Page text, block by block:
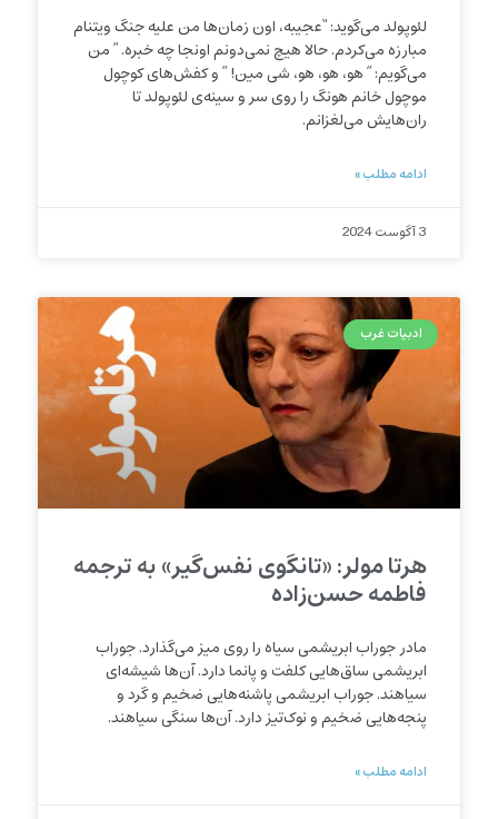
لئوپولد می‌گوید: “عجیبه، اون زمان‌ها من علیه جنگ ویتنام
مبارزه می‌کردم. حالا هیچ نمی‌دونم اونجا چه خبره. ” من
می‌گویم: ” هو، هو، هو، شی مین! ” و کفش‌های کوچول
موچول خانم هونگ را روی سر و سینه‌ی لئوپولد تا
ران‌هایش می‌لغزانم.
ادامه مطلب »
3 آگوست 2024
ادبیات غرب
هرتا مولر: «تانگوی نفس‌گیر» به ترجمه
فاطمه حسن‌زاده
مادر جوراب‌ ابریشمی سیاه را روی میز می‌گذارد. جوراب‌
ابریشمی ساق‌هایی کلفت و پانما دارد. آن‌ها شیشه‌‌‌ای
سیاهند. جوراب‌‌ ابریشمی پاشنه‌هایی ضخیم و گرد و
پنجه‌هایی ضخیم و نوک‌تیز دارد. آن‌ها سنگی سیاهند.
ادامه مطلب »